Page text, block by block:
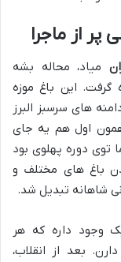
از ماجرا
میاد، محاله بشه
گرفت. این باغ موزه
توی دامنه های سرسبز البرز
همون اول هم یه جای
توی دوره پهلوی بود
باغ های مختلف و
شاهانه تبدیل شد.
و کوچیک وجود داره که هر
بعد از انقلاب،